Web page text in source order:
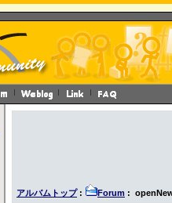
アルバムトップ: Forum :